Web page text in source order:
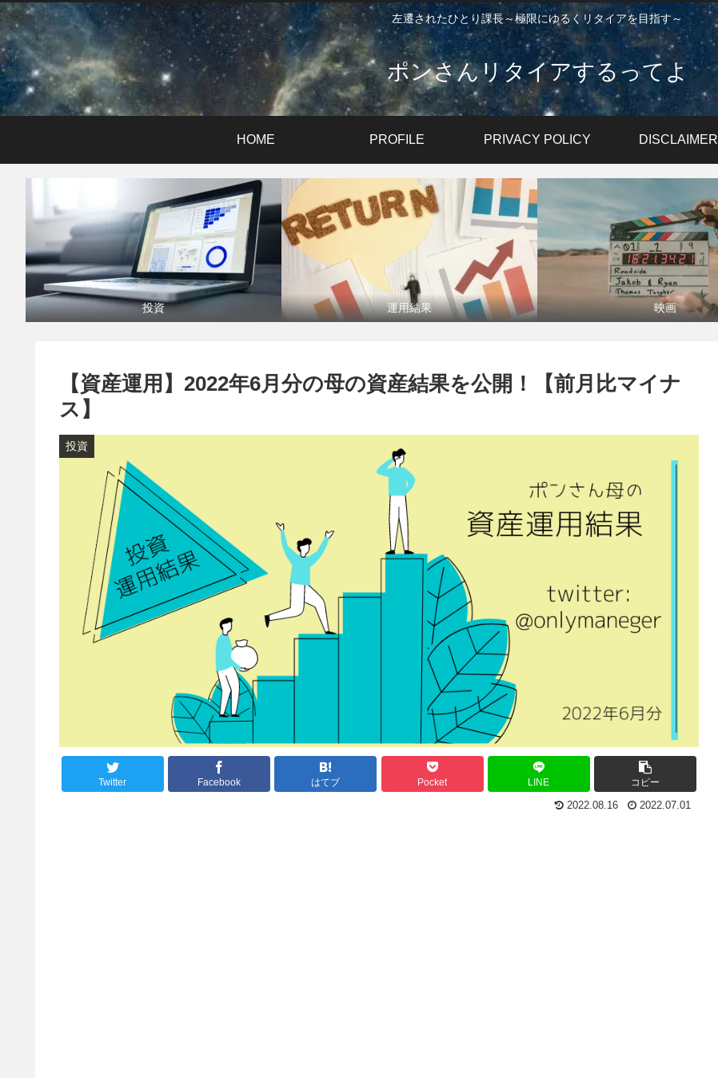
左遷されたひとり課長～極限にゆるくリタイアを目指す～
ポンさんリタイアするってよ
HOME PROFILE PRIVACY POLICY DISCLAIMER
投資 運用結果 映画
【資産運用】2022年6月分の母の資産結果を公開！【前月比マイナ
ス】
投資
Twitter Facebook はてブ Pocket LINE コピー
2022.08.16 2022.07.01